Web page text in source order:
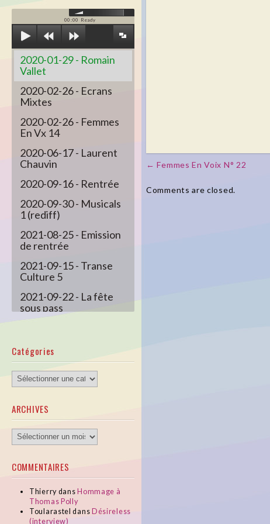
00:00 Ready
2020-01-29 - Romain
Vallet
2020-02-26 - Ecrans
Mixtes
2020-02-26 - Femmes
En Vx 14
2020-06-17 - Laurent
Chauvin
2020-09-16 - Rentrée
2020-09-30 - Musicals
1 (rediff)
2021-08-25 - Emission
de rentrée
2021-09-15 - Transe
Culture 5
2021-09-22 - La fête
sous pass
2021-11-10 - Femmes
En Vx 20
2021-12-22 - Transe
Catégories
Catégories
ARCHIVES
ARCHIVES
COMMENTAIRES
ThierrydansHommage à
Thomas Polly
Toularastel dans Désireless
(interview)
← Femmes En Voix N° 22
Comments are closed.